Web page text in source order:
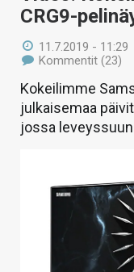
CRG9-
11.7.2019 - 11:29
Kommentit (23)
Kokeilimme
julkaisemaa
jossa